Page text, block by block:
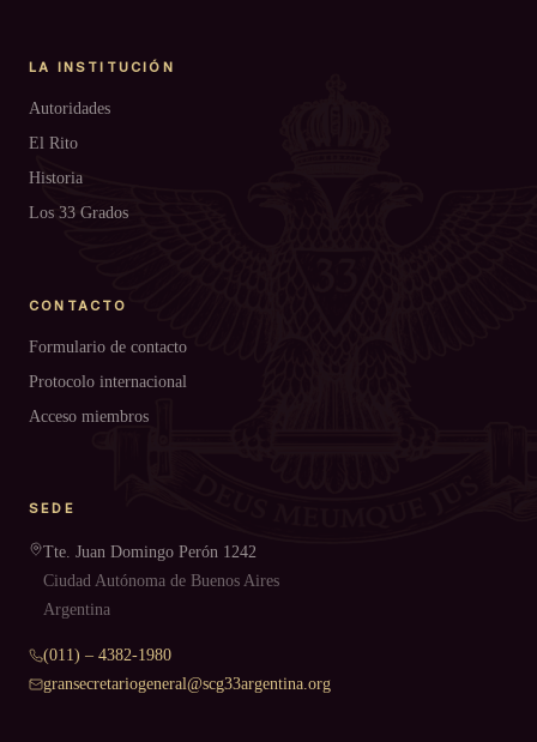
LA INSTITUCIÓN
Autoridades
El Rito
Historia
Los 33 Grados
CONTACTO
Formulario de contacto
Protocolo internacional
Acceso miembros
SEDE
Tte. Juan Domingo Perón 1242
Ciudad Autónoma de Buenos Aires
Argentina
(011) – 4382-1980
gransecretariogeneral@scg33argentina.org